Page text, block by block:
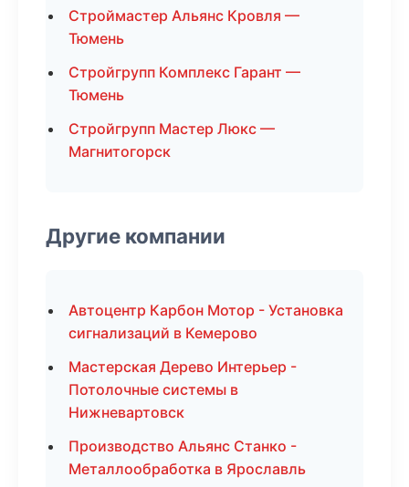
Строймастер Альянс Кровля —
Тюмень
Стройгрупп Комплекс Гарант —
Тюмень
Стройгрупп Мастер Люкс —
Магнитогорск
Другие компании
Автоцентр Карбон Мотор - Установка
сигнализаций в Кемерово
Мастерская Дерево Интерьер -
Потолочные системы в
Нижневартовск
Производство Альянс Станко -
Металлообработка в Ярославль